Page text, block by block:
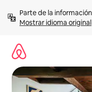
contenidoMostrar idioma original